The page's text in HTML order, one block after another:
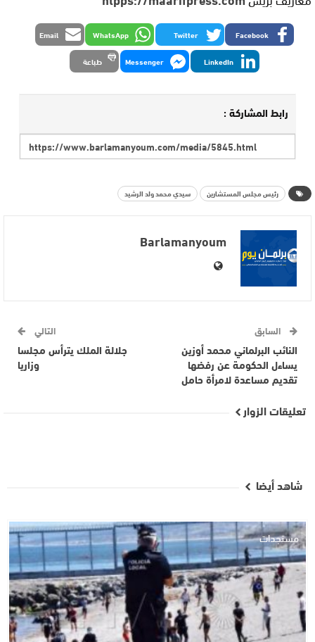
Facebook
Twitter
WhatsApp
Email
LinkedIn
Messenger طباعة
رابط المشاركة :
رئيس مجلس المستشارين سيدي محمد ولد الرشيد
Barlamanyoum
السابق
النائب البرلماني محمد أوزين
يساءل الحكومة عن رفضها
تقديم مساعدة لامرأة حامل
التالي
جلالة الملك يترأس مجلسا
وزاريا
تعليقات الزوار
شاهد أيضا
مستجدات